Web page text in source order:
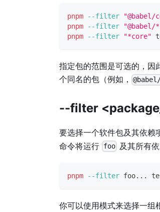
pnpm --filter "@babel/
pnpm
--filter "@babel/
pnpm
--filter "*core"
指定包的范围是可选的，因
个同名的包（例如，
--filter
要选择一个软件包及其依赖
命令将运行 foo 及其所有
pnpm --filter foo.. .
你可以使用模式来选择一组